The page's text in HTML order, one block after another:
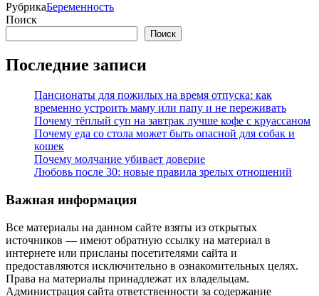
РубрикаБеременность
Поиск
Поиск
Последние записи
Пансионаты для пожилых на время отпуска: как
временно устроить маму или папу и не переживать
Почему тёплый суп на завтрак лучше кофе с круассаном
Почему еда со стола может быть опасной для собак и
кошек
Почему молчание убивает доверие
Любовь после 30: новые правила зрелых отношений
Важная информация
Все материалы на данном сайте взяты из открытых
источников — имеют обратную ссылку на материал в
интернете или присланы посетителями сайта и
предоставляются исключительно в ознакомительных целях.
Права на материалы принадлежат их владельцам.
Администрация сайта ответственности за содержание